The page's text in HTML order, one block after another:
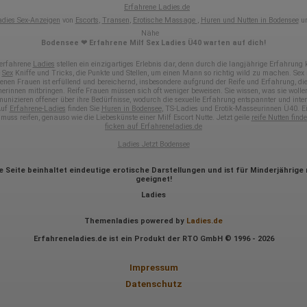
dem Browser des Nutzers übermittelte IP-Adresse wird nicht mit anderen
von Google zusammengeführt.
Erhobene Informationen zum Besucherverhalten sind folgende:
Herkunft (Land und Stadt)
Sprache
Betriebssystem
Gerät (PC, Tablet-PC oder Smartphone)
Browser und alle verwendeten Add-ons
Auflösung des Computers
Besucherquelle (Facebook, Suchmaschine oder verweisende
Welche Dateien wurden heruntergeladen?
Wurden Werbebanner angeklickt?
Wohin ging der Besucher? Klickte er auf weitere Seiten des Portals
oder hat er sie komplett verlassen?
Europäische Union & USA
Wir nutzen Hotjar als Webanalysedient. Es wird verwendet, um Daten
über das Benutzerverhalten zu sammeln. Hotjar kann auch im Rahmen
Erfahrene Ladies.de
Sex-Anzeigen von Escorts, Transen, Erotische Massage , Huren und Nutten in Bodensee
Nähe
Bodensee ❤ Erfahrene Milf Sex Ladies Ü40 warten auf dich!
Ladies stellen ein einzigartiges Erlebnis dar, denn durch die langjährige Erfahrung
SexKniffe und Tricks, die Punkte und Stellen, um einen Mann so richtig wild zu machen. Sex
Frauen ist erfüllend und bereichernd, insbesondere aufgrund der Reife und Erfahrung,
mitbringen. Reife Frauen müssen sich oft weniger beweisen. Sie wissen, was sie
offener über ihre Bedürfnisse, wodurch die sexuelle Erfahrung entspannter und
Erfahrene-Ladies finden Sie Huren in Bodensee, TS-Ladies und Erotik-Masseurinnen Ü40.
reifen, genauso wie die Liebeskünste einer Milf Escort Nutte. Jetzt geile reife Nutten
ficken auf Erfahreneladies.de
Ladies Jetzt Bodensee
Seite beinhaltet eindeutige erotische Darstellungen und ist für Minderjährige
geeignet!
Ladies
Themenladies powered by Ladies.de
Erfahreneladies.de ist ein Produkt der RTO GmbH © 1996 - 2026
Impressum
Datenschutz